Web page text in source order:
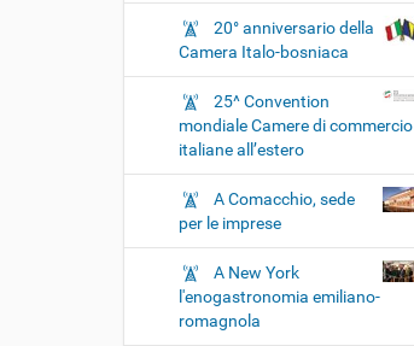
20° anniversario della
Camera Italo-bosniaca
25^ Convention
mondiale Camere di commercio
italiane all’estero
A Comacchio, sede
per le imprese
A New York
l'enogastronomia emiliano-
romagnola